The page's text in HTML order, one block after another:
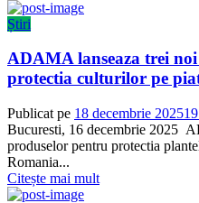
Știri
ADAMA lanseaza trei
protectia culturilor pe
Publicat pe 18 decembrie 2025
Bucuresti, 16 decembrie 2025
produselor pentru protectia
Romania...
Citește mai mult